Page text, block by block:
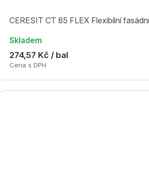
CERESIT CT 85 FLEX Flexibilní
Skladem
274,57 Kč / bal
Cena s DPH